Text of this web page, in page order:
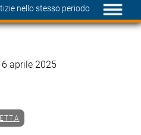
nello stesso periodo
aprile 2025